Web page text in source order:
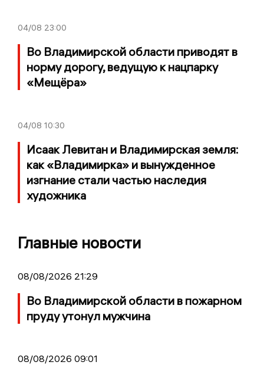
04/08 23:00
Во Владимирской области приводят в
норму дорогу, ведущую к нацпарку
«Мещёра»
04/08 10:30
Исаак Левитан и Владимирская земля:
как «Владимирка» и вынужденное
изгнание стали частью наследия
художника
Главные новости
08/08/2026 21:29
Во Владимирской области в пожарном
пруду утонул мужчина
08/08/2026 09:01